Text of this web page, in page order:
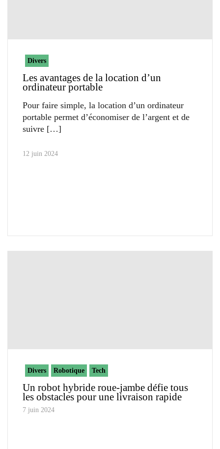
Divers
Les avantages de la location d’un
ordinateur portable
Pour faire simple, la location d’un ordinateur
portable permet d’économiser de l’argent et de
suivre
12 juin 2024
Divers Robotique Tech
Un robot hybride roue-jambe défie tous
les obstacles pour une livraison rapide
7 juin 2024